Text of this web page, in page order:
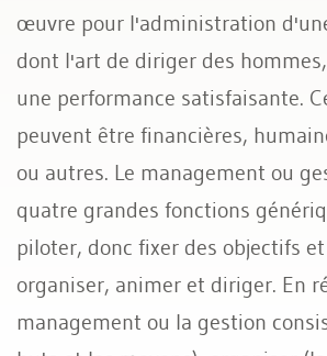
œuvre pour l'administration
dont l'art de diriger des
une performance satisfaisante.
peuvent être financières,
ou autres. Le management ou
quatre grandes fonctions
piloter, donc fixer des objectifs
organiser, animer et diriger. En
management ou la gestion